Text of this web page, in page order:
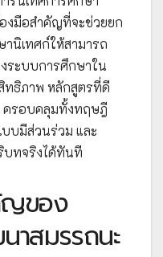
งมือสำคัญที่จะช่วยยก
นิเทศก์ให้สามารถ
ระบบการศึกษาใน
ทธิภาพ หลักสูตรที่ดี
ครอบคลุมทั้งทฤษฎี
บมีส่วนร่วม และ
บทจริงได้ทันที
ญของ
สมรรถนะ